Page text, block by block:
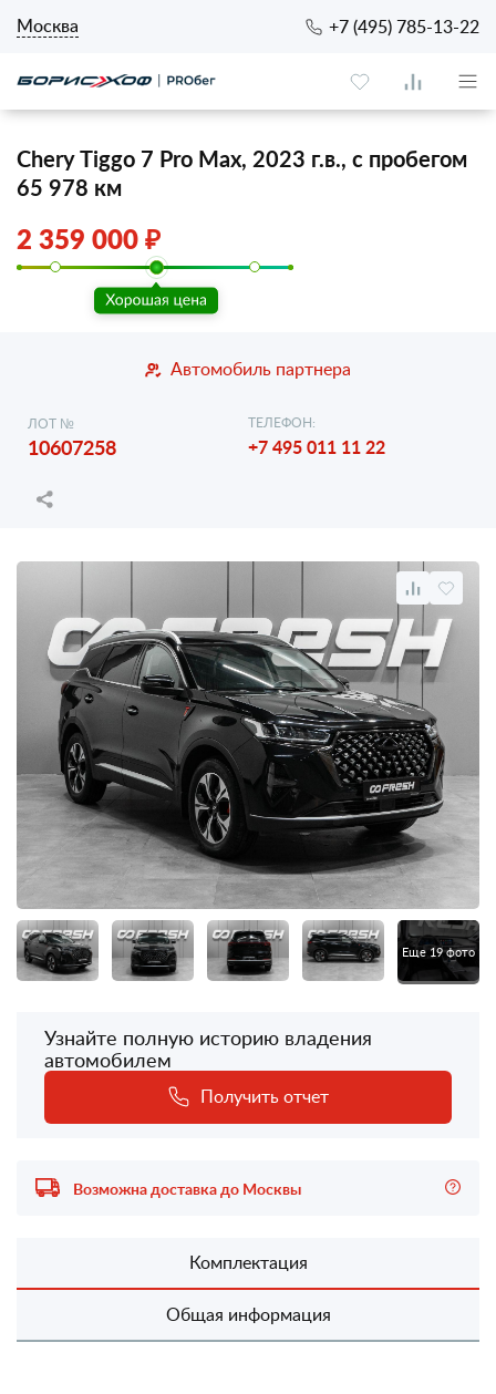
Москва +7 (495) 785-13-22
Chery Tiggo 7 Pro Max, 2023 г.в., с пробегом
65 978 км
2 359 000 ₽
Автомобиль партнера
ЛОТ №
10607258
ТЕЛЕФОН:
+7 495 011 11 22
Еще 19 фото
Узнайте полную историю владения
автомобилем
Получить отчет
Возможна доставка до Москвы
Комплектация
Общая информация